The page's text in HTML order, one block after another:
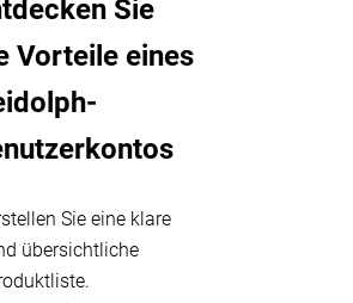
Sie
Vorteile eines
Sie eine klare
übersichtliche